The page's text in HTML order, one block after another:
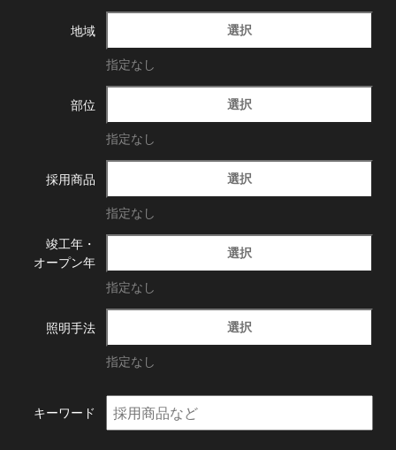
地域 選択
指定なし
部位 選択
指定なし
採用商品 選択
指定なし
竣工年・
オープン年
選択
指定なし
照明手法 選択
指定なし
キーワード